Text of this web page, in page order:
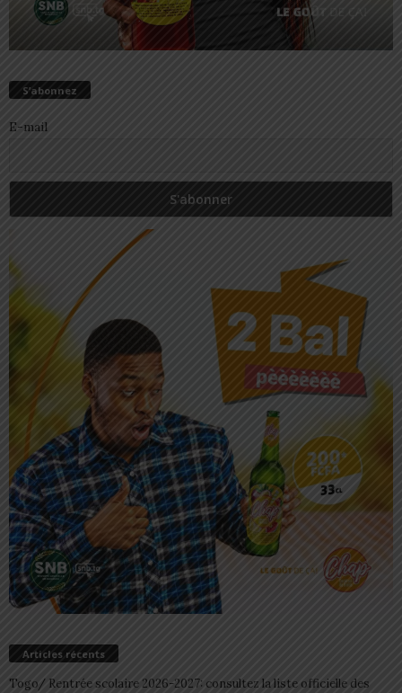
S’abonnez
E-mail
Articles récents
Togo/ Rentrée scolaire 2026-2027: consultez la liste officielle des